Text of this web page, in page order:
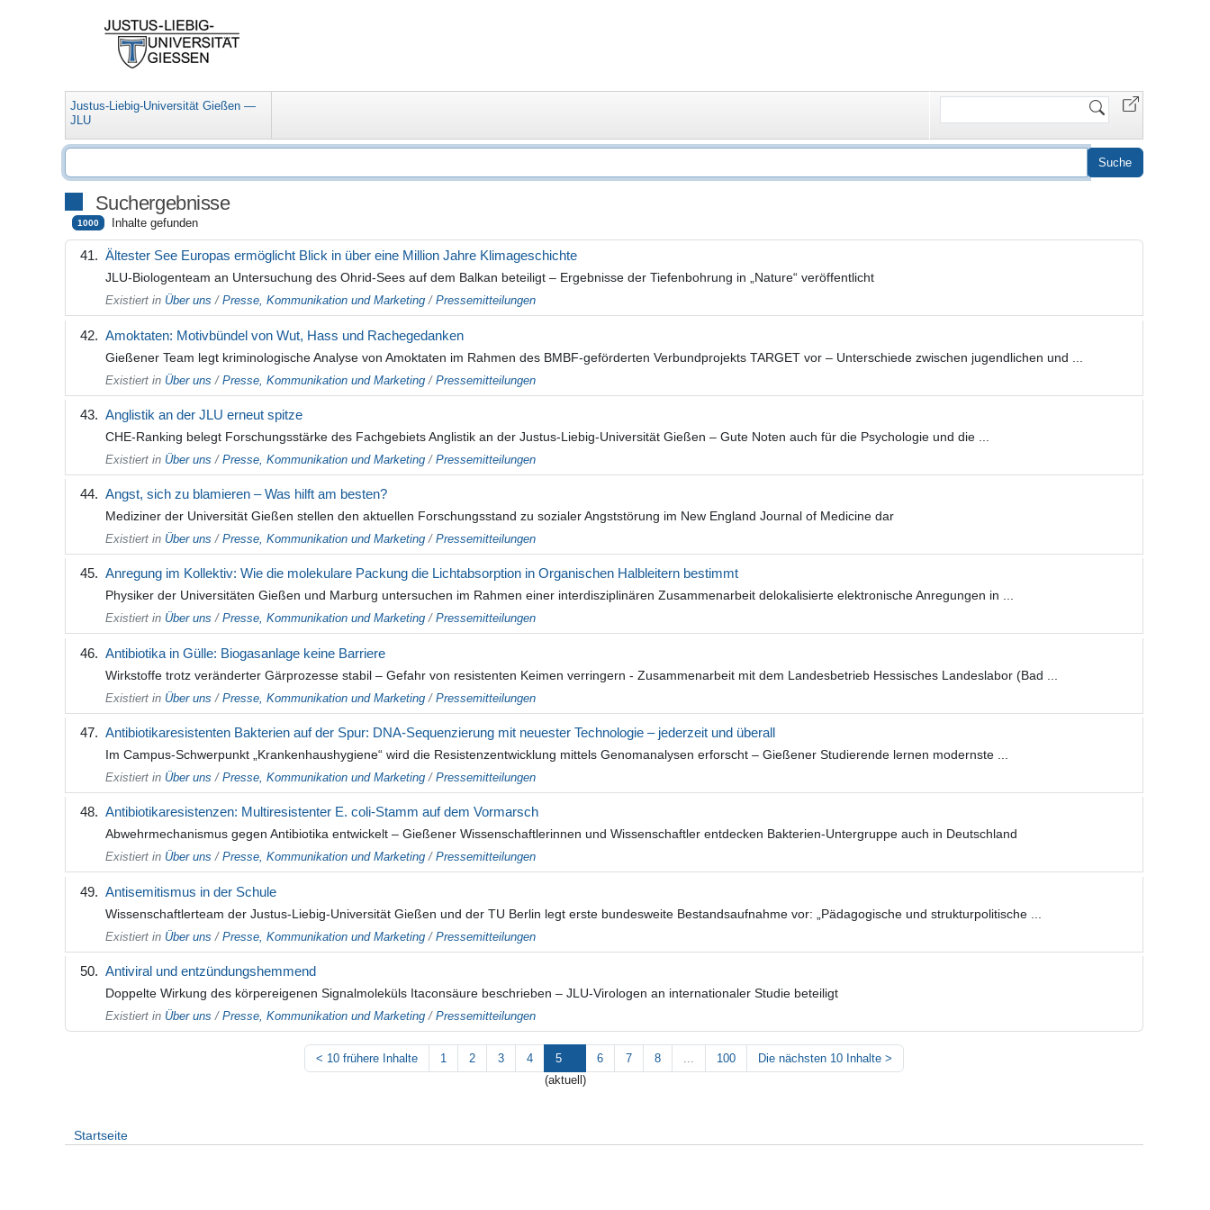
Justus-Liebig-Universität Gießen —
JLU
Website
Suchergebnisse
1000 Inhalte gefunden
Ältester See Europas ermöglicht Blick in über eine Million Jahre Klimageschichte
JLU-Biologenteam an Untersuchung des Ohrid-Sees auf dem Balkan beteiligt – Ergebnisse der Tiefenbohrung in „Nature“ veröffentlicht
Existiert in Über uns / Presse, Kommunikation und Marketing / Pressemitteilungen
Amoktaten: Motivbündel von Wut, Hass und Rachegedanken
Gießener Team legt kriminologische Analyse von Amoktaten im Rahmen des BMBF-geförderten Verbundprojekts TARGET vor – Unterschiede zwischen jugendlichen und ...
Existiert in Über uns / Presse, Kommunikation und Marketing / Pressemitteilungen
Anglistik an der JLU erneut spitze
CHE-Ranking belegt Forschungsstärke des Fachgebiets Anglistik an der Justus-Liebig-Universität Gießen – Gute Noten auch für die Psychologie und die ...
Existiert in Über uns / Presse, Kommunikation und Marketing / Pressemitteilungen
Angst, sich zu blamieren – Was hilft am besten?
Mediziner der Universität Gießen stellen den aktuellen Forschungsstand zu sozialer Angststörung im New England Journal of Medicine dar
Existiert in Über uns / Presse, Kommunikation und Marketing / Pressemitteilungen
Anregung im Kollektiv: Wie die molekulare Packung die Lichtabsorption in Organischen Halbleitern bestimmt
Physiker der Universitäten Gießen und Marburg untersuchen im Rahmen einer interdisziplinären Zusammenarbeit delokalisierte elektronische Anregungen in ...
Existiert in Über uns / Presse, Kommunikation und Marketing / Pressemitteilungen
Antibiotika in Gülle: Biogasanlage keine Barriere
Wirkstoffe trotz veränderter Gärprozesse stabil – Gefahr von resistenten Keimen verringern - Zusammenarbeit mit dem Landesbetrieb Hessisches Landeslabor (Bad ...
Existiert in Über uns / Presse, Kommunikation und Marketing / Pressemitteilungen
Antibiotikaresistenten Bakterien auf der Spur: DNA-Sequenzierung mit neuester Technologie – jederzeit und überall
Im Campus-Schwerpunkt „Krankenhaushygiene“ wird die Resistenzentwicklung mittels Genomanalysen erforscht – Gießener Studierende lernen modernste ...
Existiert in Über uns / Presse, Kommunikation und Marketing / Pressemitteilungen
Antibiotikaresistenzen: Multiresistenter E. coli-Stamm auf dem Vormarsch
Abwehrmechanismus gegen Antibiotika entwickelt – Gießener Wissenschaftlerinnen und Wissenschaftler entdecken Bakterien-Untergruppe auch in Deutschland
Existiert in Über uns / Presse, Kommunikation und Marketing / Pressemitteilungen
Antisemitismus in der Schule
Wissenschaftlerteam der Justus-Liebig-Universität Gießen und der TU Berlin legt erste bundesweite Bestandsaufnahme vor: „Pädagogische und strukturpolitische ...
Existiert in Über uns / Presse, Kommunikation und Marketing / Pressemitteilungen
Antiviral und entzündungshemmend
Doppelte Wirkung des körpereigenen Signalmoleküls Itaconsäure beschrieben – JLU-Virologen an internationaler Studie beteiligt
Existiert in Über uns / Presse, Kommunikation und Marketing / Pressemitteilungen
< 10 frühere Inhalte 1 2 3 4
5
(aktuell)
6 7 8 ... 100 Die nächsten 10 Inhalte >
Startseite